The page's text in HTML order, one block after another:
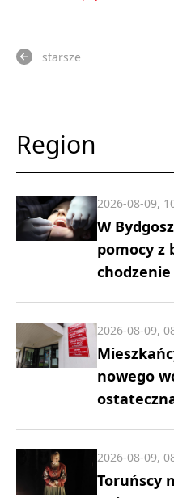
starsze
Region
W
pomocy z
2026-08-09,
nowego
2026-08-09,
Toruńscy
2026-08-09,